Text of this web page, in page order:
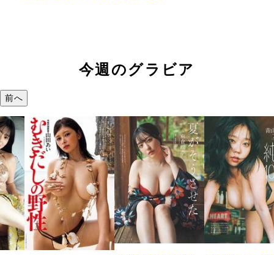
今週のグラビア
前へ
溝端 葵『
つの、あ
で。』
2026年08月09